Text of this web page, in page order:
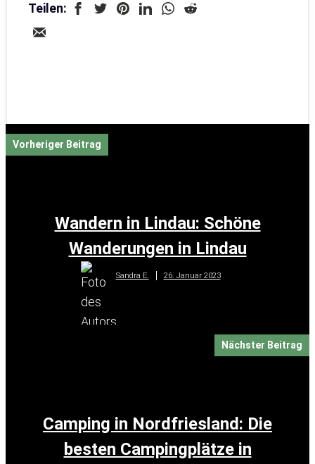
Teilen:
Vorheriger Beitrag
Wandern in Lindau: Schöne
Wanderungen in Lindau
Sandra E. 26. Januar 2023
Nächster Beitrag
Camping in Nordfriesland: Die
besten Campingplätze in